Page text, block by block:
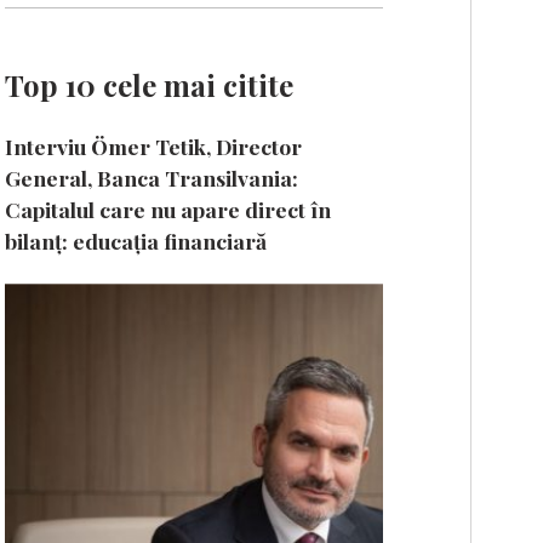
Top 10 cele mai citite
Interviu Ömer Tetik, Director
General, Banca Transilvania:
Capitalul care nu apare direct în
bilanț: educația financiară